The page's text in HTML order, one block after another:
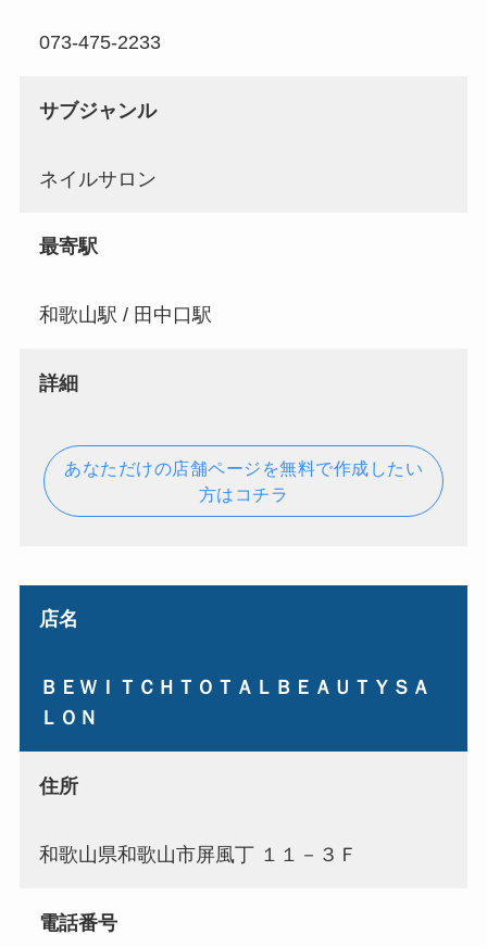
073-475-2233
サブジャンル
ネイルサロン
最寄駅
和歌山駅 / 田中口駅
詳細
あなただけの店舗ページを無料で作成したい
方はコチラ
店名
ＢＥＷＩＴＣＨＴＯＴＡＬＢＥＡＵＴＹＳＡ
ＬＯＮ
住所
和歌山県和歌山市屏風丁 １１－３Ｆ
電話番号